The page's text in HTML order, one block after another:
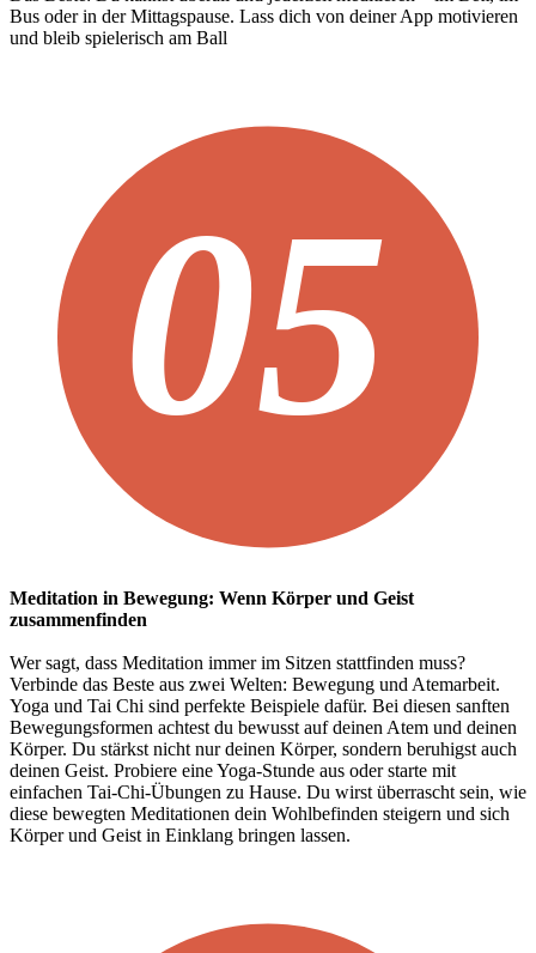
Bus oder in der Mittagspause. Lass dich von deiner App motivieren
und bleib spielerisch am Ball
Meditation in Bewegung: Wenn Körper und Geist
zusammenfinden
Wer sagt, dass Meditation immer im Sitzen stattfinden muss?
Verbinde das Beste aus zwei Welten: Bewegung und Atemarbeit.
Yoga und Tai Chi sind perfekte Beispiele dafür. Bei diesen sanften
Bewegungsformen achtest du bewusst auf deinen Atem und deinen
Körper. Du stärkst nicht nur deinen Körper, sondern beruhigst auch
deinen Geist. Probiere eine Yoga-Stunde aus oder starte mit
einfachen Tai-Chi-Übungen zu Hause. Du wirst überrascht sein, wie
diese bewegten Meditationen dein Wohlbefinden steigern und sich
Körper und Geist in Einklang bringen lassen.